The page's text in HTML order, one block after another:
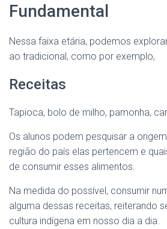
Fundamental
Nessa faixa etária, podemos
ao tradicional, como por exemplo,
Receitas
Tapioca, bolo de milho, pamonha,
Os alunos podem pesquisar a
região do país elas pertencem e
de consumir esses alimentos.
Na medida do possível, consumir
alguma dessas receitas, reiterando
cultura indígena em nosso dia a dia.